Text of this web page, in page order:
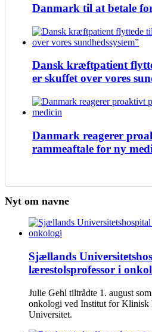
Danmark til at betale
Dansk kræftpatient
er skuffet over vores
Danmark reagerer
rammeaftale for ny
Nyt om navne
Sjællands
lærestolsprofessor i
Julie Gehl tiltrådte 1. august
onkologi ved Institut for Klinisk
Universitet.